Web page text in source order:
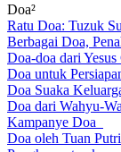
Doa²
Ratu Doa: Tuzuk
Berbagai Doa,
Doa-doa dari
Doa untuk
Doa Suaka
Doa dari Wahyu-
Kampanye Doa
Doa oleh Tuan